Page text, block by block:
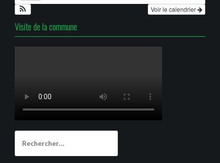
Voir le calendrier
Visite de la commune